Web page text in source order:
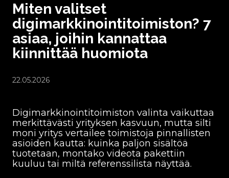
Miten valitset
digimarkkinointitoimiston? 7
asiaa, joihin kannattaa
kiinnittää huomiota
22.05.2026
Digimarkkinointitoimiston valinta vaikuttaa
merkittävästi yrityksen kasvuun, mutta silti
moni yritys vertailee toimistoja pinnallisten
asioiden kautta: kuinka paljon sisältöä
tuotetaan, montako videota pakettiin
kuuluu tai miltä referenssilista näyttää.